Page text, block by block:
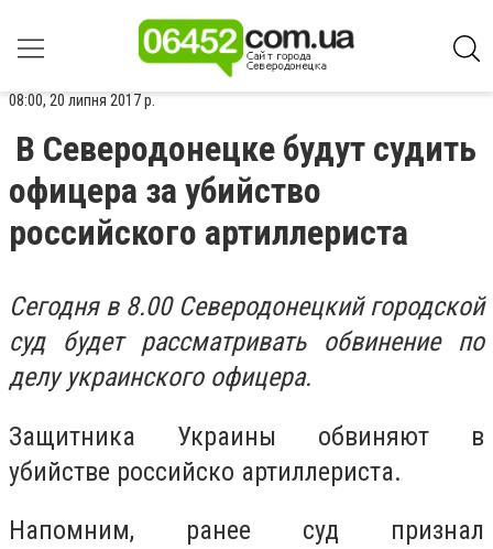
08:00, 20 липня 2017 р.
В Северодонецке будут судить
офицера за убийство
российского артиллериста
Сегодня в 8.00 Северодонецкий городской
суд будет рассматривать обвинение по
делу украинского офицера.
Защитника Украины обвиняют в
убийстве российско артиллериста.
Напомним, ранее суд признал